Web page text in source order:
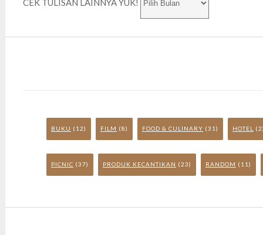
CEK TULISAN LAINNYA YUK!
BUKU (12) FILM (8) FOOD & CULINARY (31) HOTEL
PICNIC (37) PRODUK KECANTIKAN (23) RANDOM (11)